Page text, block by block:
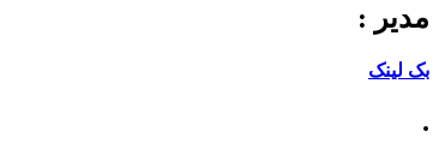
مدیر :
بک لینک
.